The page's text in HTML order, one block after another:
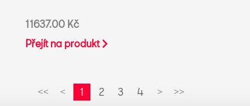
11637.00 Kč
Přejít na produkt
<< < 1 2 3 4 > >>